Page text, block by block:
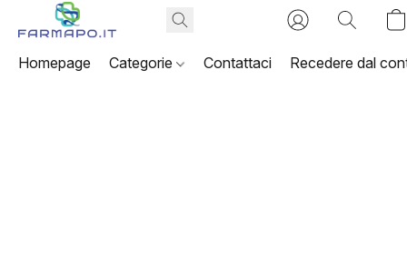
Homepage Categorie Contattaci Recedere dal